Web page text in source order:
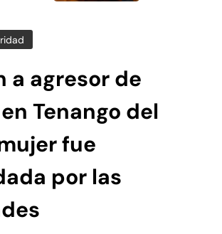
a agresor de
Tenango del
fue
por las